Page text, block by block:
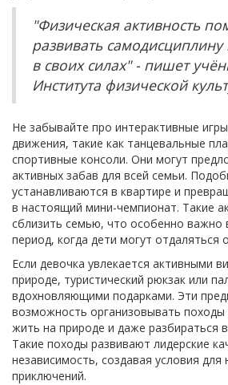
"Физическая активность
развивать самодисциплину
в своих силах" - пишет
Института физической
Не забывайте про интерактивные
движения, такие как танцевальные
спортивные консоли. Они могут
активных забав для всей семьи.
устанавливаются в квартире и
в настоящий мини-чемпионат. Такие
сблизить семью, что особенно важно
период, когда дети могут отдаляться
Если девочка увлекается активными
природе, туристический рюкзак или
вдохновляющими подарками. Эти
возможность организовывать походы
жить на природе и даже разбираться
Такие походы развивают лидерские
независимость, создавая условия для
приключений.